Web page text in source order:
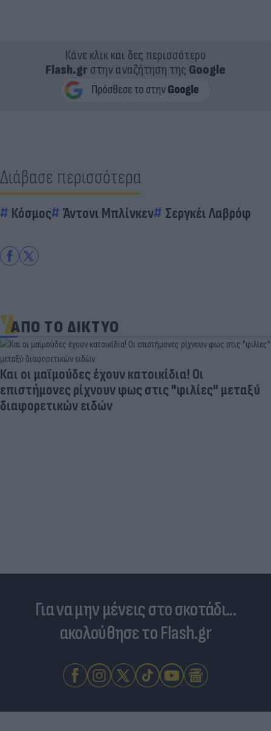
Κάνε κλικ και δες περισσότερο
Flash.grστην αναζήτηση της Google
Διάβασε περισσότερα
Κόσμος Άντονι Μπλίνκεν Σεργκέι Λαβρόφ
ΑΠΟ ΤΟ ΔΙΚΤΥΟ
Και οι μαϊμούδες έχουν κατοικίδια! Οι
επιστήμονες ρίχνουν φως στις "φιλίες" μεταξύ
διαφορετικών ειδών
Για να μην μένεις στο σκοτάδι...
ακολούθησε το Flash.gr